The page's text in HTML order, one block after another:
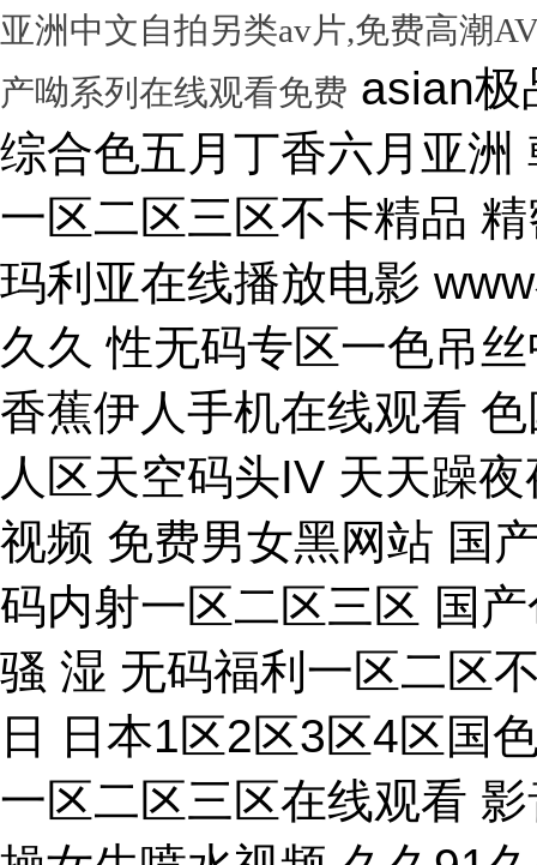
亚洲中文自拍另类av片,免费高潮
产呦系列在线观看免费 asian极品呦女xx 黑人尻亚洲女人 激情综合色五月丁香六月亚洲 韩国激情电影华丽的外出 国产一区二区三区不卡精品 精密机械一区二区三区天堂 小泽玛利亚在线播放电影 www在线一区 国产v综合v亚洲欧美久久 性无码专区一色吊丝中文字幕 朝鲜美女黑毛bbw 大香蕉伊人手机在线观看 色国产在线视频一区二区 亚洲无人区天空码头IV 天天躁夜夜躁狠狠躁99 15min摘花出血视频 免费男女黑网站 国产综合精品久久99之一 蜜桃臀无码内射一区二区三区 国产色情18一20岁片a片 正在播放骚 湿 无码福利一区二区不卡片 人人妻人人澡人人爽精品日 日本1区2区3区4区国色 口国产成人高清在线播放 精品一区二区三区在线观看 影音先锋aⅤ无码资源网 男生使劲操女生喷水视频 久久91久久久久久久久 欧美乱妇高清无乱码免费 人与兽黄色视频 免费男人日女人 高潮来了 用力黄片入口 久久精品国产亚洲成人av 中国鸡巴插屄屄 国产精品视频一区啪啪啪 国产精品成人无码视频 亚洲一区二区三区电影在线 亚洲成人无码77777 日韩一中文字幕在线视频 大鸡吧逼逼碰撞 美女被干777 全彩无码里番本子库 国产成人无码a区视频在线观看 玩弄放荡人妻一区二区三 黑丝美女自慰被大鸡巴操 日韩精品一区 久久亚洲av不卡一区二区 操你骚逼www 理论片午午伦夜理片久久 中文字幕无码亚洲a人片 美女操大黑鸡巴 老色鬼久久亚洲av按摩 欧美美女人体艺术 逼逼逼逼啊啊嗯嗯啊视频 69成人免费视频无码专区 免费又爽又大又高潮视频 欧美日韩一二三区在线视频 亚洲精品中文字幕第十页 青青操在线观看国产视频 色婷婷亚洲十月十月色天 啊啊啊湿了视频在线观看 三十路四十路五十路熟女 国产一区二区在线观看天堂 女人张开腿让男人桶视频 bibi av 日本69视频在线免费观看 无码人妻一区二区三区一 在线观看激情av一区二区 日日天天日天天谢天天日 国产迷晕三个美女的网站 一本到在线观看免费收看 国产亚洲无遮挡美女视频 日本网站在线观看一区二区 肏 少 妇 屄 在 线 丝袜制服shemale 美女裸体爆乳张开腿喷水 免费看成人午夜福利专区 gv在线无码男男gay 国产重口老太和变态小伙 随时都能干的校园运动会 VIP可见久久伊人婷婷 国产一级毛片一区二区视频 国产精品久久99简爱亚洲 吧吧吧影院伦理片在线观看 国产精品一二三四区视频 日韩区一区二在线观看视频 黄色片《男人操女人逼》 大香蕉久久日韩91蜜桃 30年驾龄老司机告诉你 91亚洲国产成人精品看片 把屌插进女人的逼里视频 大香蕉porn在线视频 成人性生交大片免费看96 最新亚洲人成无码网www电影 男生机桶女生小穴的视频 久久综合给合久久狠狠狠 国产呦系列一区二区三区 国产特级看欧美日韩中文 欧美大肉棒抽插骚逼视频 国产又色又爽无遮挡免费 男人天堂久久久一区二区 日本人与黑人牲交交免费 亚洲大片免费资源网站片 国产精品原创巨av 性感美女被操逼 美女污骚逼喷水白虎白浆 久久久久亚洲日本欧美视频 天天摸夜夜摸夜夜狠狠添 五险交满15能领多少钱 国产一卡二卡三卡四卡兔 国产综合23p 中国东北老熟妇做爰网视频 一级国产片在线观看免费 欧美黑人欧美精品刺激 激情综合色综合啪啪开心 群交视频大鸡巴 国产三级精品三级男人的天堂 么公在果树林征服了小雪 解开奶罩吸奶头高潮AV 丰满多毛的少妇 国产精品亚洲一区二区久久 黑人和中国熟女啪啪视频 香蕉视频成人网在线观看 荷兰小妓女高潮βbbw 日韩一区二区经典在线视频 学长让我夹震蛋自慰给他看 WWW亚洲精品久久久乳 免费看点www逼里逼里 手机亚洲第一页 夫妻性生活黄色一级大片 久久综合九色 免费看欧美日韩特级黄片 美女高潮久久免费观看国产 又粗又大又硬毛片免费看 欧美日韩成人大片p内射 草莓视频成视频在线观看 无码专区 人妻系列 在线 日本不卡一区二区三区四区 三级片在线观看国产三级 办公室国产a国产片免费 久久无码!视频 国产成年无码aⅤ片在线 大鸡巴插美女小穴动态图 国产亚洲aaa在线观看 一级二级三一片内射视频 在线观看欧美视频一区二区 被玩环了外高冷老师动漫 动漫男女操鸡巴射精网站 啊啊啊啊大鸡巴操我视频 婷婷综合久久中文字幕蜜桃三电影 色婷五月综激情亚洲综合 久久精品国产自清天天线 日本免费播放一区二区视频 丰满多毛的少妇 舔骚妇淫穴网站 最好看免费观看高清大全 99国产欧美另类久久片 人体艺术在线观看 成在人线视频男人的天堂 国产成人视a片品免费 东京热无码av一区二区 一道本中文字幕在线观看 嗯～好爽射进去强奸啊～ 真人作爱试看120分钟 在线观看国产三级片视频 国产极品高颜值美女到高潮 国产精品高清国产三级av 久久久无码专区中文字幕 推特网红91露出樱桃味 日本不卡码一区二区三区 小骚逼啪啪视频 男男无专砖码高清在线观看 亚洲精